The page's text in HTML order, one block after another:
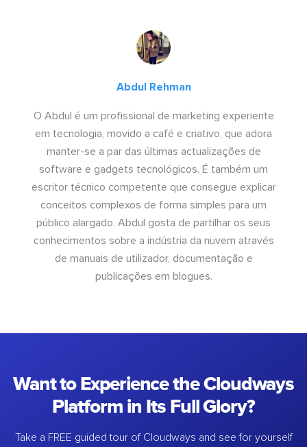
Abdul Rehman
O Abdul é um profissional de marketing experiente
em tecnologia, movido a café e criativo, que adora
manter-se a par das últimas actualizações de
software e gadgets tecnológicos. É também um
escritor técnico competente que consegue explicar
conceitos complexos de forma simples para um
público alargado. Abdul gosta de partilhar os seus
conhecimentos sobre a indústria da nuvem através
de manuais de utilizador, documentação e
publicações em blogues.
Want to Experience the Cloudways
Platform in Its Full Glory?
Take a FREE guided tour of Cloudways and see for yourself